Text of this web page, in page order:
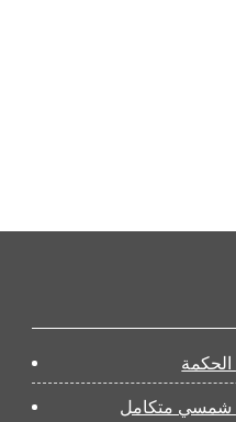
شمسي متكامل